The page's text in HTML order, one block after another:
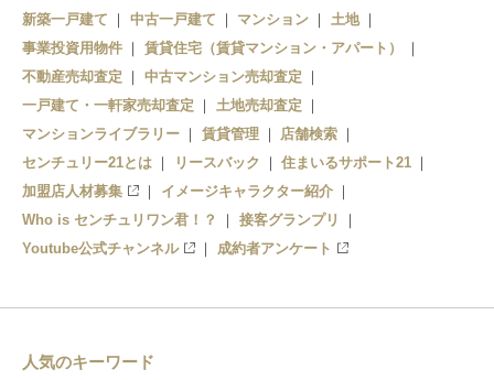
新築一戸建て 中古一戸建て マンション
土地
事業投資用物件
賃貸住宅（賃貸マンション・アパート）
不動産売却査定
中古マンション売却査定
一戸建て・一軒家売却査定
土地売却査定
マンションライブラリー
賃貸管理
店舗検索
センチュリー21とは
リースバック
住まいるサポート21
加盟店人材募集
イメージキャラクター紹介
Who is センチュリワン君！？
接客グランプリ
Youtube公式チャンネル
成約者アンケート
人気のキーワード